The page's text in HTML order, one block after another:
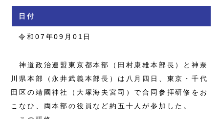
日付
令和07年09月01日
神道政治連盟東京都本部（田村康雄本部長）と神奈
川県本部（永井武義本部長）は八月四日、東京・千代
田区の靖國神社（大塚海夫宮司）で合同参拝研修をお
こなひ、両本部の役員など約五十人が参加した。